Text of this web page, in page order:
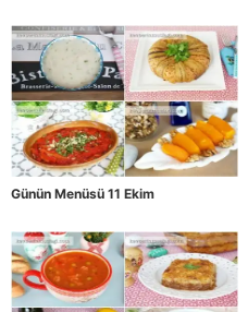
Günün Menüsü 11 Ekim